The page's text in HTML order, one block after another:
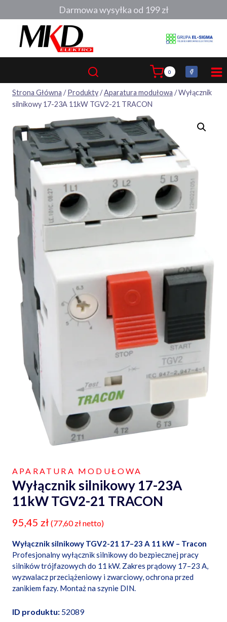
do
0
Strona Główna / Produkty/Aparatura modułowa /Wyłącznik
silnikowy 17-23A 11kW TGV2-21 TRACON
APARATURA MODUŁOWA
Wyłącznik silnikowy 17-23A
11kW TGV2-21 TRACON
95,45 zł (77,60złnetto)
Wyłącznik silnikowy TGV2-21 17–23 A 11 kW – Tracon
Profesjonalny wyłącznik silnikowy do bezpiecznej pracy
silników trójfazowych do 11 kW. Zakres prądowy 17–23 A,
wyzwalacz przeciążeniowy i zwarciowy, ochrona przed
zanikiem fazy. Montaż na szynie DIN.
ID produktu: 52089
Darmowa wysyłka od 199 zł